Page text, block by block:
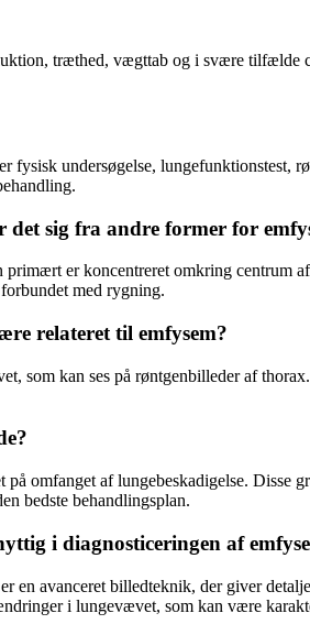
træthed, vægttab og i svære
fysisk undersøgelse,
sig fra andre former for
er koncentreret omkring
med rygning.
relateret til emfysem?
som kan ses på røntgenbilleder af
omfanget af lungebeskadigelse.
bedste behandlingsplan.
i diagnosticeringen af
en avanceret billedteknik, der giver
i lungevævet, som kan være